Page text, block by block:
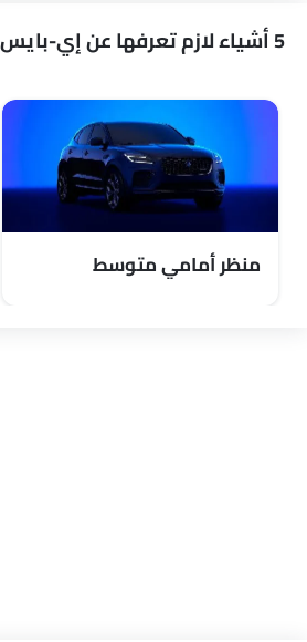
5 أشياء لازم تعرفها عن إي-بايس
منظر أمامي متوسط